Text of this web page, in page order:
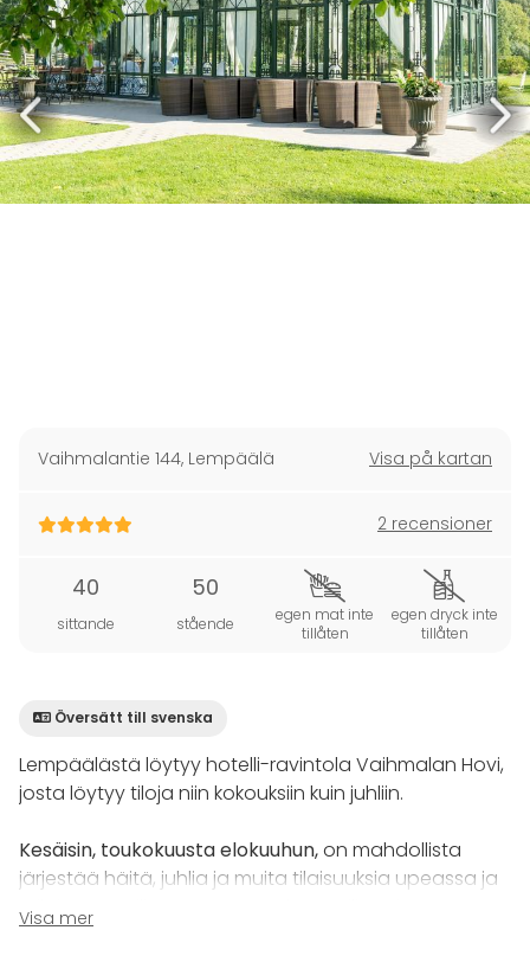
Vaihmalantie 144, Lempäälä Visa på kartan
2 recensioner
40
sittande
50
stående
egen mat inte
tillåten
egen dryck inte
tillåten
Översätt till svenska
Lempäälästä löytyy hotelli-ravintola Vaihmalan Hovi,
josta löytyy tiloja niin kokouksiin kuin juhliin.
Kesäisin, toukokuusta elokuuhun,on mahdollista
järjestää häitä, juhlia ja muita tilaisuuksia upeassa ja
erilaisessa miljöössä - puutarhapaviljongissa.
Puutarhapaviljonki palvelee juhla- ja kokouspaikkana
Visa mer